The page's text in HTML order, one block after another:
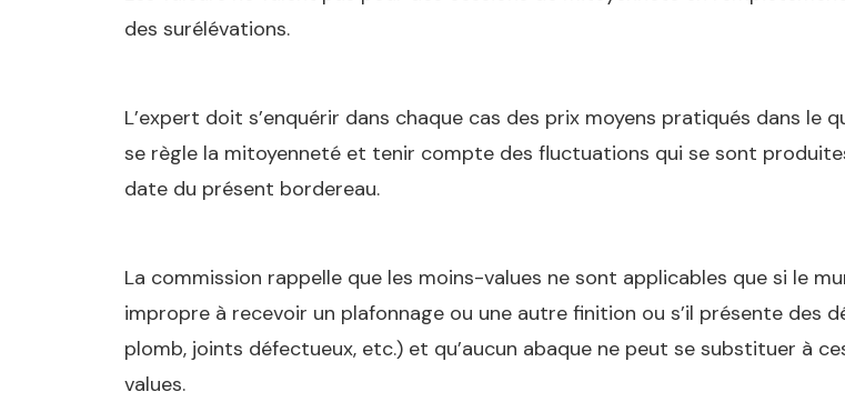
des surélévations.
L’expert doit s’enquérir dans chaque cas des prix moyens pratiqués dans le
se règle la mitoyenneté et tenir compte des fluctuations qui se sont
date du présent bordereau.
La commission rappelle que les moins-values ne sont applicables que si le
impropre à recevoir un plafonnage ou une autre finition ou s’il présente des
plomb, joints défectueux, etc.) et qu’aucun abaque ne peut se substituer à
values.